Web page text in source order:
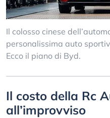
Il colosso cinese
personalissima auto
Ecco il piano di Byd.
Il costo della Rc
all’improvviso